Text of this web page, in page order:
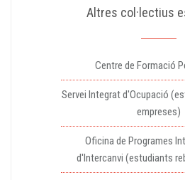
Altres col·lectius
Centre de Formació
Servei Integrat d'Ocupació
empreses)
Oficina de Programes
d'Intercanvi (estudiants